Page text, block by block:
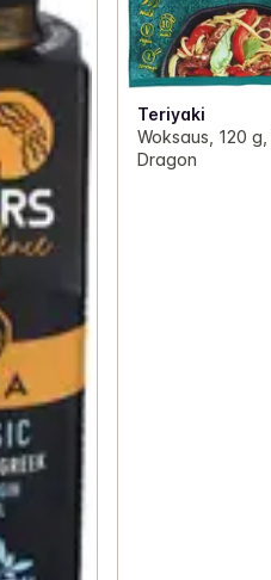
Teriyaki
Woksaus, 120 g,
Dragon